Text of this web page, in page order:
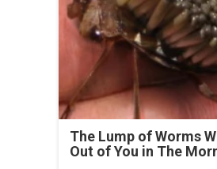
The Lump of Worms
Out of You in The